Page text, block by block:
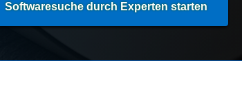
Softwaresuche durch Experten starten